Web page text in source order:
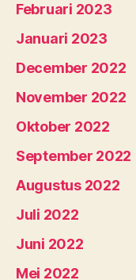
Februari 2023
Januari 2023
December 2022
November 2022
Oktober 2022
September 2022
Augustus 2022
Juli 2022
Juni 2022
Mei 2022